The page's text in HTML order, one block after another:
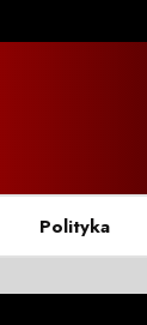
Polityka